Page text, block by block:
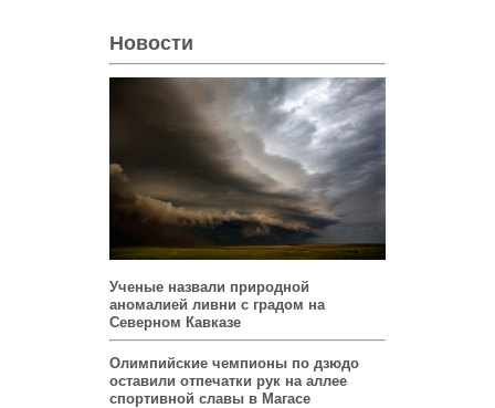
Новости
Ученые назвали природной
аномалией ливни с градом на
Северном Кавказе
Олимпийские чемпионы по дзюдо
оставили отпечатки рук на аллее
спортивной славы в Магасе